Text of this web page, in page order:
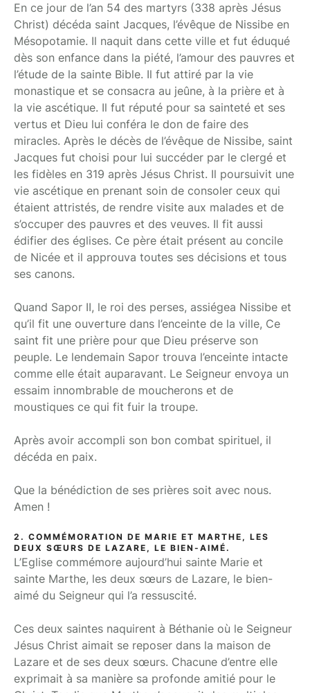
En ce jour de l’an 54 des martyrs (338 après Jésus
Christ) décéda saint Jacques, l’évêque de Nissibe en
Mésopotamie. Il naquit dans cette ville et fut éduqué
dès son enfance dans la piété, l’amour des pauvres et
l’étude de la sainte Bible. Il fut attiré par la vie
monastique et se consacra au jeûne, à la prière et à
la vie ascétique. Il fut réputé pour sa sainteté et ses
vertus et Dieu lui conféra le don de faire des
miracles. Après le décès de l’évêque de Nissibe, saint
Jacques fut choisi pour lui succéder par le clergé et
les fidèles en 319 après Jésus Christ. Il poursuivit une
vie ascétique en prenant soin de consoler ceux qui
étaient attristés, de rendre visite aux malades et de
s’occuper des pauvres et des veuves. Il fit aussi
édifier des églises. Ce père était présent au concile
de Nicée et il approuva toutes ses décisions et tous
ses canons.
Quand Sapor II, le roi des perses, assiégea Nissibe et
qu’il fit une ouverture dans l’enceinte de la ville, Ce
saint fit une prière pour que Dieu préserve son
peuple. Le lendemain Sapor trouva l’enceinte intacte
comme elle était auparavant. Le Seigneur envoya un
essaim innombrable de moucherons et de
moustiques ce qui fit fuir la troupe.
Après avoir accompli son bon combat spirituel, il
décéda en paix.
Que la bénédiction de ses prières soit avec nous.
Amen !
2. COMMÉMORATION DE MARIE ET MARTHE, LES
DEUX SŒURS DE LAZARE, LE BIEN-AIMÉ.
L’Eglise commémore aujourd’hui sainte Marie et
sainte Marthe, les deux sœurs de Lazare, le bien-
aimé du Seigneur qui l’a ressuscité.
Ces deux saintes naquirent à Béthanie où le Seigneur
Jésus Christ aimait se reposer dans la maison de
Lazare et de ses deux sœurs. Chacune d’entre elle
exprimait à sa manière sa profonde amitié pour le